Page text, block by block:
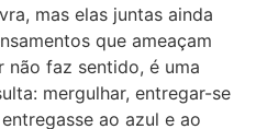
mas elas juntas ainda
que ameaçam
não faz sentido, é uma
mergulhar, entregar-se
ao azul e ao